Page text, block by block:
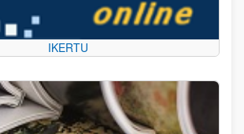
IKERTU